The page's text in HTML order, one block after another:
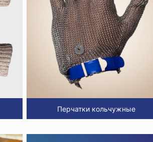
Перчатки кольчужные